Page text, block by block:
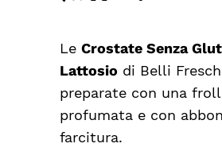
Le Crostate Senza
Lattosiodi Belli
preparate con una
profumata e con
farcitura.